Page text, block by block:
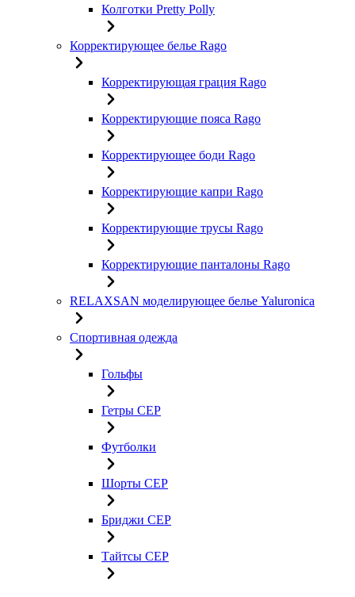
Колготки Pretty Polly
Корректирующее белье Rago
Корректирующая грация Rago
Корректирующие пояса Rago
Корректирующее боди Rago
Корректирующие капри Rago
Корректирующие трусы Rago
Корректирующие панталоны Rago
RELAXSAN моделирующее белье Yaluroniсa
Спортивная одежда
Гольфы
Гетры CEP
Футболки
Шорты CEP
Бриджи CEP
Тайтсы CEP